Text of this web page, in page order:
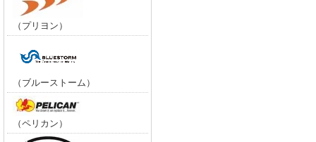
（プリヨン）
（ブルーストーム）
（ペリカン）